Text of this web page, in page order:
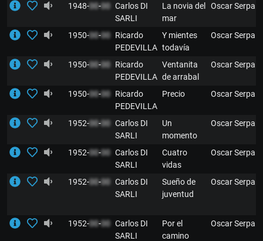
1948-00-00 Carlos DI
SARLI
La novia del
mar
Oscar Serpa
1950-00-00
Ricardo
PEDEVILLA
Y mientes
todavía
Oscar Serpa
1950-00-00
Ricardo
PEDEVILLA
Ventanita
de arrabal
Oscar Serpa
1950-00-00
Ricardo
PEDEVILLA
Precio Oscar Serpa
1952-00-00 Carlos DI
SARLI
Un
momento
Oscar Serpa
1952-00-00 Carlos DI
SARLI
Cuatro
vidas
Oscar Serpa
1952-00-00 Carlos DI
SARLI
Sueño de
juventud
Oscar Serpa
1952-00-00 Carlos DI
SARLI
Por el
camino
Oscar Serpa